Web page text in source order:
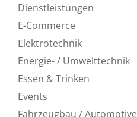
Dienstleistungen
E-Commerce
Elektrotechnik
Energie- / Umwelttechnik
Essen & Trinken
Events
Fahrzeugbau / Automotive